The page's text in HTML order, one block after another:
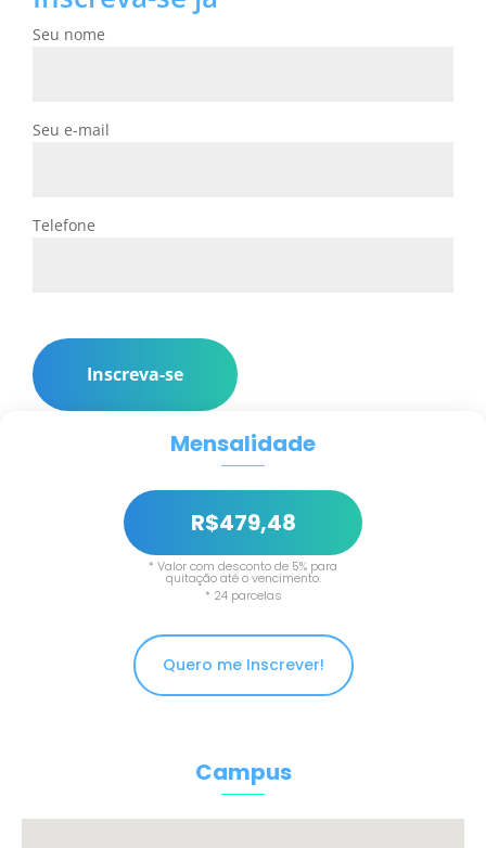
Seu nome
Seu e-mail
Telefone
Inscreva-se
Mensalidade
R$479,48
* Valor com desconto de 5% para
quitação até o vencimento.
* 24 parcelas
Quero me Inscrever!
Campus